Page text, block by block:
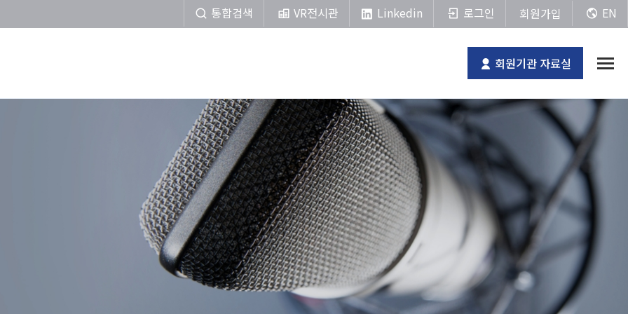
통합검색 VR전시관 Linkedin 로그인 회원가입 EN
회원기관 자료실 전체